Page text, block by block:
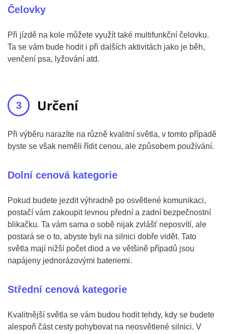
Čelovky
Při jízdě na kole můžete využít také multifunkční čelovku.
Ta se vám bude hodit i při dalších aktivitách jako je běh,
venčení psa, lyžování atd.
Určení
Při výběru narazíte na různě kvalitní světla, v tomto případě
byste se však neměli řídit cenou, ale způsobem používání.
Dolní cenová kategorie
Pokud budete jezdit výhradně po osvětlené komunikaci,
postačí vám zakoupit levnou přední a zadní bezpečnostní
blikačku. Ta vám sama o sobě nijak zvlášť neposvítí, ale
postará se o to, abyste byli na silnici dobře vidět. Tato
světla mají nižší počet diod a ve většině případů jsou
napájeny jednorázovými bateriemi.
Střední cenová kategorie
Kvalitnější světla se vám budou hodit tehdy, kdy se budete
alespoň část cesty pohybovat na neosvětlené silnici. V